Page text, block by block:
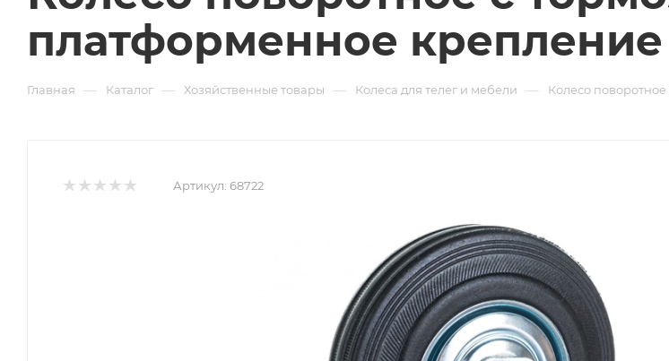
платформенное крепление
Главная — Каталог — Хозяйственные товары — Колеса для телег и мебели — Колесо
Артикул: 68722